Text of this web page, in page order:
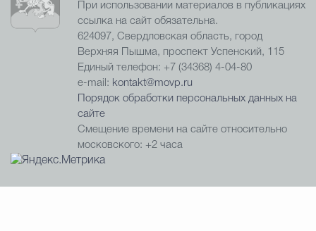
При использовании материалов в публикациях
ссылка на сайт обязательна.
624097, Свердловская область, город
Верхняя Пышма, проспект Успенский, 115
Единый телефон: +7 (34368) 4-04-80
e-mail: kontakt@movp.ru
Порядок обработки персональных данных на
сайте
Смещение времени на сайте относительно
московского: +2 часа